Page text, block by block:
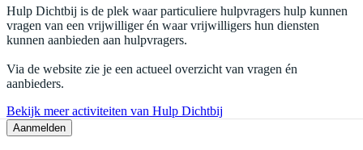
Hulp Dichtbij is de plek waar particuliere hulpvragers hulp kunnen
vragen van een vrijwilliger én waar vrijwilligers hun diensten
kunnen aanbieden aan hulpvragers.
Via de website zie je een actueel overzicht van vragen én
aanbieders.
Bekijk meer activiteiten van Hulp Dichtbij
Aanmelden